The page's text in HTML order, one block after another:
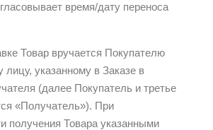
время/дату переноса
Товар вручается Покупателю
лицу, указанному в Заказе в
(далее Покупатель и третье
«Получатель»). При
получения Товара указанными